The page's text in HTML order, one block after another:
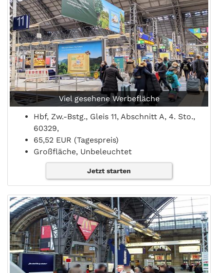
Viel gesehene Werbefläche
Hbf, Zw.-Bstg., Gleis 11, Abschnitt A, 4. Sto.,
60329,
65,52 EUR (Tagespreis)
Großfläche, Unbeleuchtet
Jetzt starten